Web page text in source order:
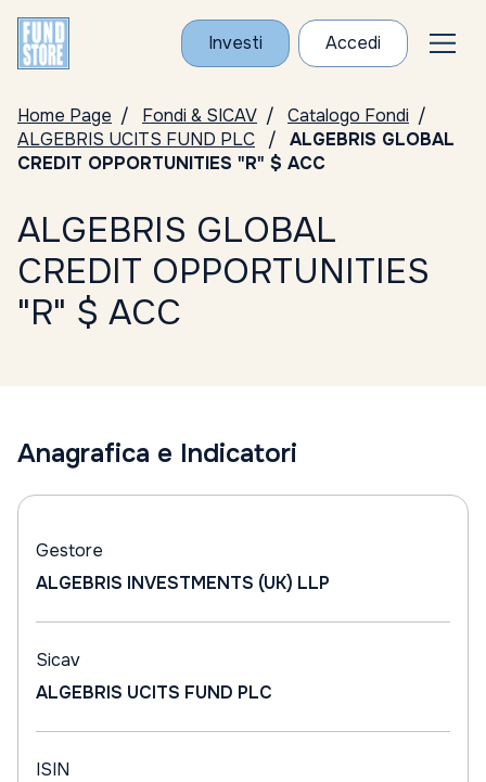
Investi Accedi
Home Page Fondi & SICAV
Catalogo Fondi
ALGEBRIS UCITS FUND PLC
ALGEBRIS GLOBAL
CREDIT OPPORTUNITIES "R" $ ACC
ALGEBRIS GLOBAL
CREDIT OPPORTUNITIES
"R" $ ACC
Anagrafica e Indicatori
Gestore
ALGEBRIS INVESTMENTS (UK) LLP
Sicav
ALGEBRIS UCITS FUND PLC
ISIN